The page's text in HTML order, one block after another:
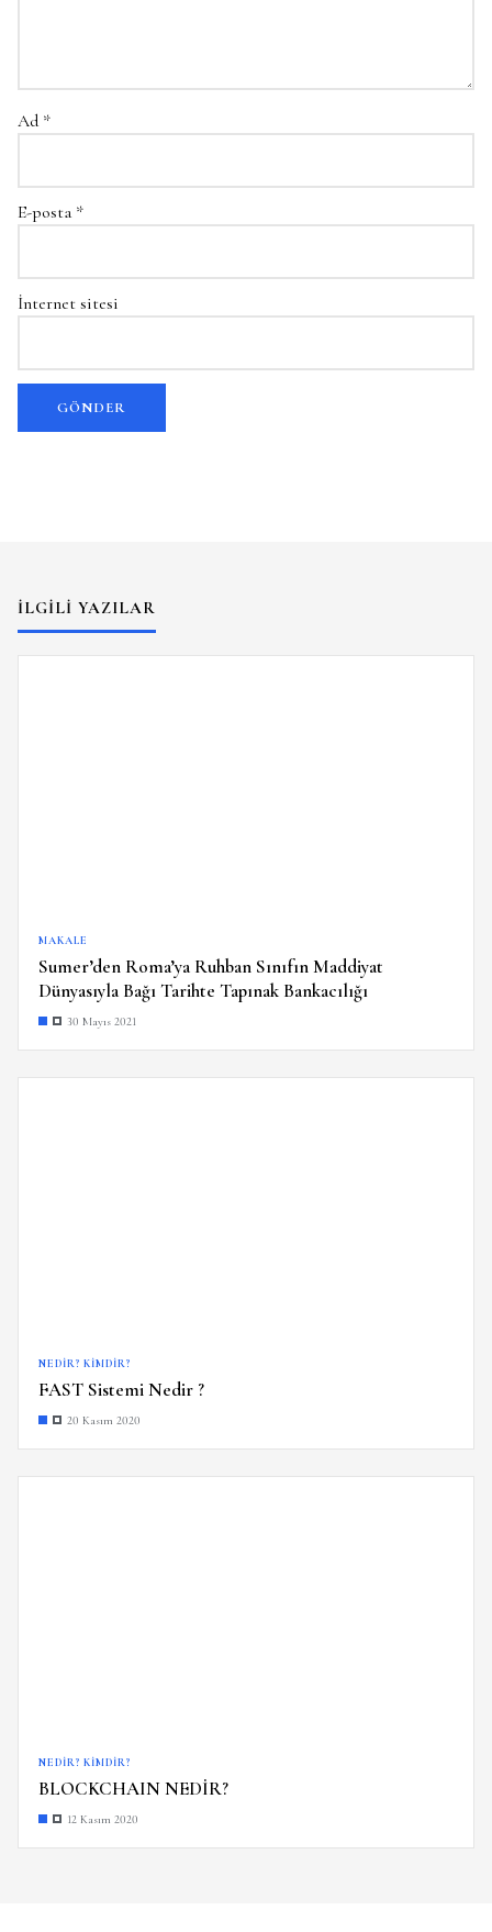
Ad *
E-posta *
İnternet sitesi
İLGILI YAZILAR
MAKALE
Sumer’den Roma’ya Ruhban Sınıfın Maddiyat
Dünyasıyla Bağı Tarihte Tapınak Bankacılığı
30 Mayıs 2021
NEDIR? KIMDIR?
FAST Sistemi Nedir ?
20 Kasım 2020
NEDIR? KIMDIR?
BLOCKCHAIN NEDİR?
12 Kasım 2020